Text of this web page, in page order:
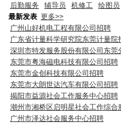
后勤服务
辅导员 机修工 绘图员
最新发表 更多>>
广州山好机电工程有限公司招聘
广东省计量科学研究院东莞计量院
深圳市特发服务股份有限公司东莞
东莞市粤海磁电科技有限公司招聘
东莞市金创科技有限公司招聘
东莞市大朗世达汽车有限公司招聘
揭阳市益源社会工作服务中心招聘
潮州市湘桥区启明星社会工作综合
广州市泽达社会服务中心招聘